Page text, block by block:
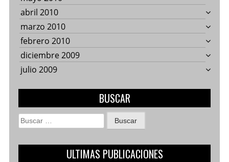
abril 2010
marzo 2010
febrero 2010
diciembre 2009
julio 2009
BUSCAR
Buscar:
ULTIMAS PUBLICACIONES